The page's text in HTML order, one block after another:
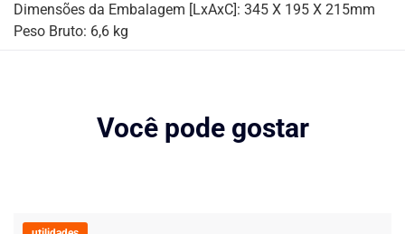
Dimensões da Embalagem [LxAxC]: 345 X 195 X 215mm
Peso Bruto: 6,6 kg
Você pode gostar